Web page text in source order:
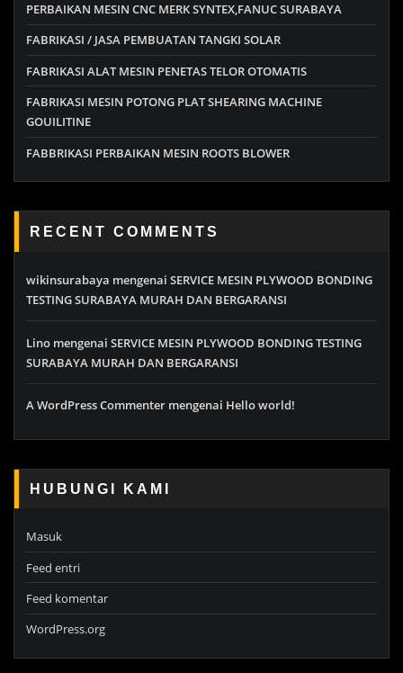
PERBAIKAN MESIN CNC MERK SYNTEX,FANUC SURABAYA
FABRIKASI / JASA PEMBUATAN TANGKI SOLAR
FABRIKASI ALAT MESIN PENETAS TELOR OTOMATIS
FABRIKASI MESIN POTONG PLAT SHEARING MACHINE
GOUILITINE
FABBRIKASI PERBAIKAN MESIN ROOTS BLOWER
RECENT COMMENTS
wikinsurabaya mengenai SERVICE MESIN PLYWOOD BONDING
TESTING SURABAYA MURAH DAN BERGARANSI
Lino mengenai SERVICE MESIN PLYWOOD BONDING TESTING
SURABAYA MURAH DAN BERGARANSI
A WordPress Commenter mengenai Hello world!
HUBUNGI KAMI
Masuk
Feed entri
Feed komentar
WordPress.org